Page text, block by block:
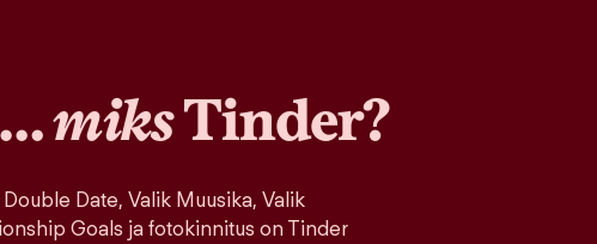
…miksTinder?
Date, Valik Muusika, Valik
Goals ja fotokinnitus on Tinder